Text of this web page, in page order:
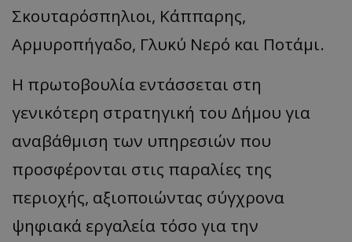
Σκουταρόσπηλιοι, Κάππαρης,
Αρμυροπήγαδο, Γλυκύ Νερό και Ποτάμι.
Η πρωτοβουλία εντάσσεται στη
γενικότερη στρατηγική του Δήμου για
αναβάθμιση των υπηρεσιών που
προσφέρονται στις παραλίες της
περιοχής, αξιοποιώντας σύγχρονα
ψηφιακά εργαλεία τόσο για την